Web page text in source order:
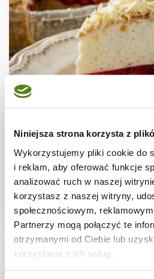
Niniejsza strona korzysta z
Wykorzystujemy pliki cookie do
i reklam, aby oferować funkcje
analizować ruch w naszej
korzystasz z naszej witryny,
społecznościowym,
Partnerzy mogą połączyć te
otrzymanymi od Ciebie lub
korzystania z ich usług.
Ciasto "Truskawkowa
1 dzień 5663